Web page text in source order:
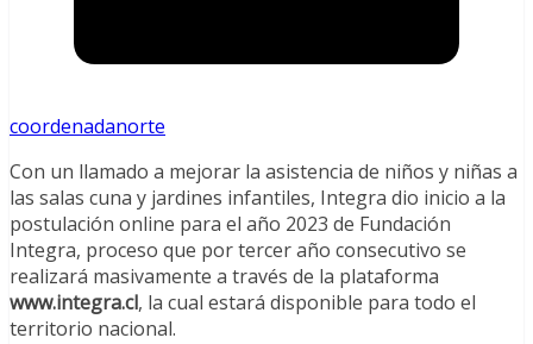
coordenadanorte
Con un llamado a mejorar la asistencia de niños y niñas a
las salas cuna y jardines infantiles, Integra dio inicio a la
postulación online para el año 2023 de Fundación
Integra, proceso que por tercer año consecutivo se
realizará masivamente a través de la plataforma
www.integra.cl, la cual estará disponible para todo el
territorio nacional.